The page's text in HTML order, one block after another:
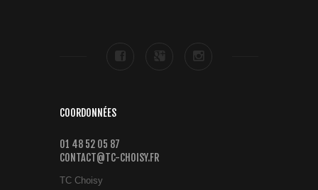
COORDONNÉES
01 48 52 05 87
CONTACT@TC-CHOISY.FR
TC Choisy